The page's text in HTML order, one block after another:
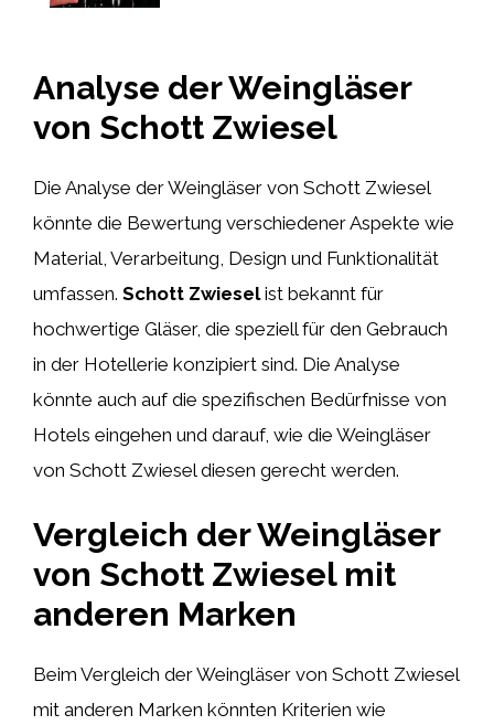
Analyse der Weingläser
von Schott Zwiesel
Die Analyse der Weingläser von Schott Zwiesel
könnte die Bewertung verschiedener Aspekte wie
Material, Verarbeitung, Design und Funktionalität
umfassen. Schott Zwieselist bekannt für
hochwertige Gläser, die speziell für den Gebrauch
in der Hotellerie konzipiert sind. Die Analyse
könnte auch auf die spezifischen Bedürfnisse von
Hotels eingehen und darauf, wie die Weingläser
von Schott Zwiesel diesen gerecht werden.
Vergleich der Weingläser
von Schott Zwiesel mit
anderen Marken
Beim Vergleich der Weingläser von Schott Zwiesel
mit anderen Marken könnten Kriterien wie